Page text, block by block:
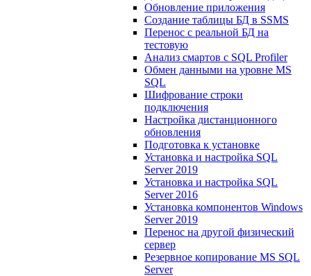
Обновление приложения
Создание таблицы БД в SSMS
Перенос с реальной БД на
тестовую
Анализ смартов с SQL Profiler
Обмен данными на уровне MS
SQL
Шифрование строки
подключения
Настройка дистанционного
обновления
Подготовка к установке
Установка и настройка SQL
Server 2019
Установка и настройка SQL
Server 2016
Установка компонентов Windows
Server 2019
Перенос на другой физический
сервер
Резервное копирование MS SQL
Server